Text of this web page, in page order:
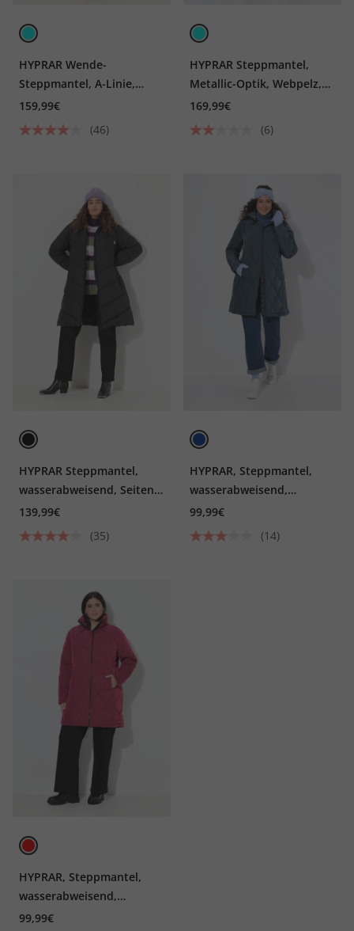
HYPRAR Wende-
Steppmantel, A-Linie,
wasserabweisend
159,99€
(46)
HYPRAR Steppmantel,
Metallic-Optik, Webpelz,
Kapuze
169,99€
(6)
HYPRAR Steppmantel,
wasserabweisend, Seiten-
Zipper
139,99€
(35)
HYPRAR, Steppmantel,
wasserabweisend,
Kapuzenkragen
99,99€
(14)
HYPRAR, Steppmantel,
wasserabweisend,
Kapuzenkragen
99,99€